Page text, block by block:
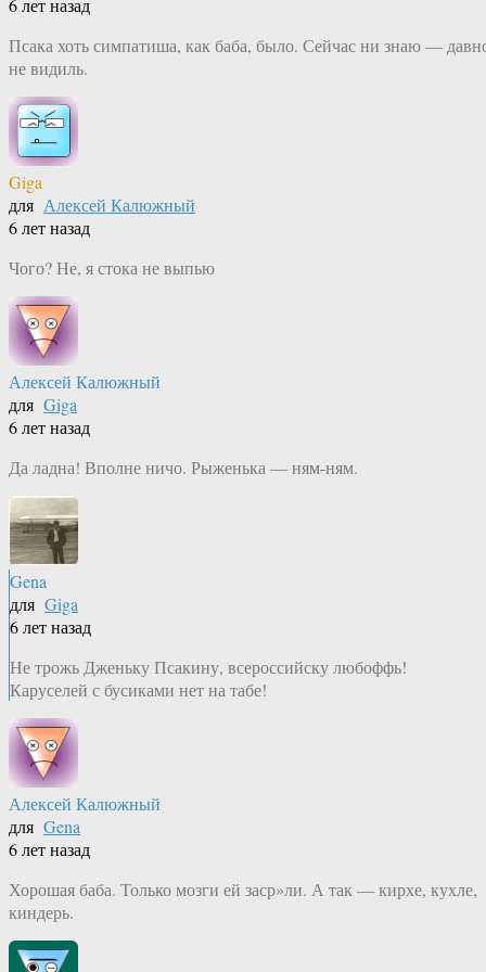
6 лет назад
Псака хоть симпатиша, как баба, было. Сейчас ни знаю —
не видиль.
Giga
для Алексей Калюжный
6 лет назад
Чого? Не, я стока не выпью
Алексей Калюжный
для Giga
6 лет назад
Да ладна! Вполне ничо. Рыженька — ням-ням.
Gena
для Giga
6 лет назад
Не трожь Дженьку Псакину, всероссийску любоффь!
Каруселей с бусиками нет на табе!
Алексей Калюжный
для Gena
6 лет назад
Хорошая баба. Только мозги ей заср»ли. А так — кирхе, кухле,
киндерь.